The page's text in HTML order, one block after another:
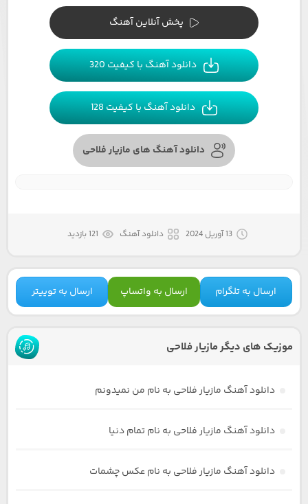
پخش آنلاین آهنگ
دانلود آهنگ با کیفیت 320
دانلود آهنگ با کیفیت 128
دانلود آهنگ های مازیار فلاحی
13 آوریل 2024 دانلود آهنگ 121 بازدید
ارسال به تلگرام ارسال به واتساپ ارسال به توییتر
موزیک های دیگر مازیار فلاحی
دانلود آهنگ مازیار فلاحی به نام من نمیدونم
دانلود آهنگ مازیار فلاحی به نام تمام دنیا
دانلود آهنگ مازیار فلاحی به نام عکس چشمات